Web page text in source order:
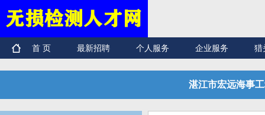
首 页 最新招聘 个人服务 企业服务 猎
湛江市宏远海事